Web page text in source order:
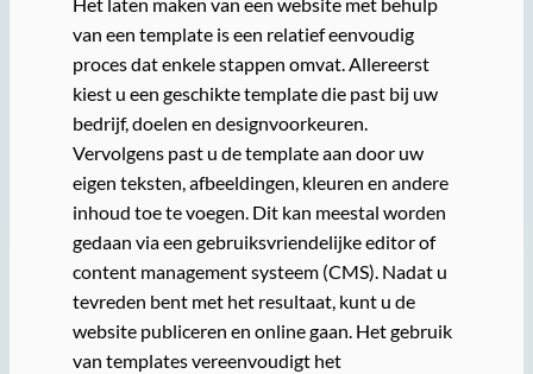
Het laten maken van een website met behulp
van een template is een relatief eenvoudig
proces dat enkele stappen omvat. Allereerst
kiest u een geschikte template die past bij uw
bedrijf, doelen en designvoorkeuren.
Vervolgens past u de template aan door uw
eigen teksten, afbeeldingen, kleuren en andere
inhoud toe te voegen. Dit kan meestal worden
gedaan via een gebruiksvriendelijke editor of
content management systeem (CMS). Nadat u
tevreden bent met het resultaat, kunt u de
website publiceren en online gaan. Het gebruik
van templates vereenvoudigt het